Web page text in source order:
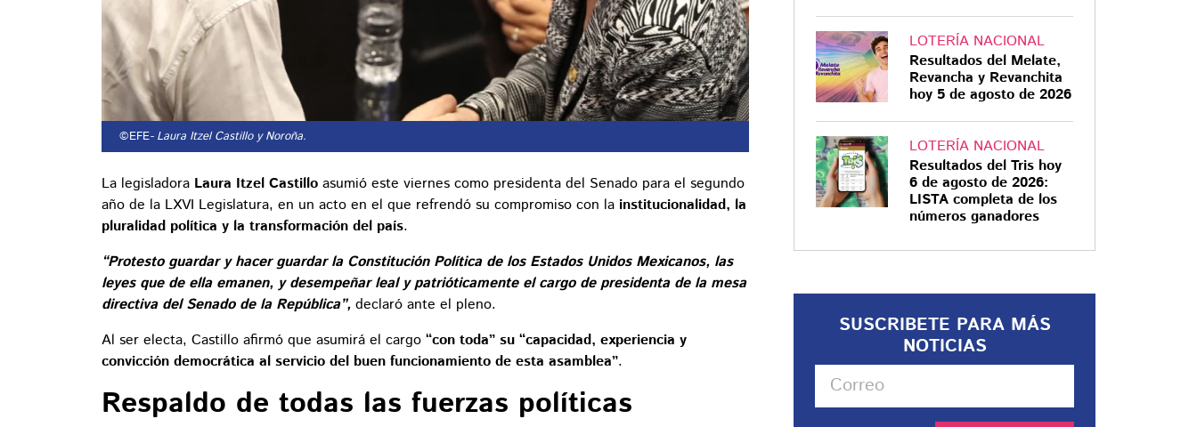
©EFE- Laura Itzel Castillo y Noroña.
La legisladora Laura Itzel Castillo asumió este viernes como presidenta del Senado para el segundo
año de la LXVI Legislatura, en un acto en el que refrendó su compromiso con la institucionalidad, la
pluralidad política y la transformación del país.
“Protesto guardar y hacer guardar la Constitución Política de los Estados Unidos Mexicanos, las
leyes que de ella emanen, y desempeñar leal y patrióticamente el cargo de presidenta de la mesa
directiva del Senado de la República”, declaró ante el pleno.
Al ser electa, Castillo afirmó que asumirá el cargo “con toda” su “capacidad, experiencia y
convicción democrática al servicio del buen funcionamiento de esta asamblea”.
Respaldo de todas las fuerzas políticas
LOTERÍA NACIONAL
Resultados del Melate,
Revancha y Revanchita
hoy 5 de agosto de 2026
LOTERÍA NACIONAL
Resultados del Tris hoy
6 de agosto de 2026:
LISTA completa de los
números ganadores
SUSCRIBETE PARA MÁS
NOTICIAS